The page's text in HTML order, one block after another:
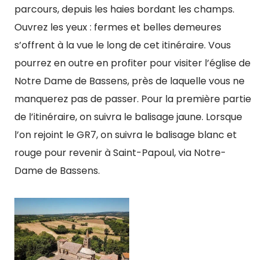
parcours, depuis les haies bordant les champs.
Ouvrez les yeux : fermes et belles demeures
s’offrent à la vue le long de cet itinéraire. Vous
pourrez en outre en profiter pour visiter l’église de
Notre Dame de Bassens, près de laquelle vous ne
manquerez pas de passer. Pour la première partie
de l’itinéraire, on suivra le balisage jaune. Lorsque
l’on rejoint le GR7, on suivra le balisage blanc et
rouge pour revenir à Saint-Papoul, via Notre-
Dame de Bassens.